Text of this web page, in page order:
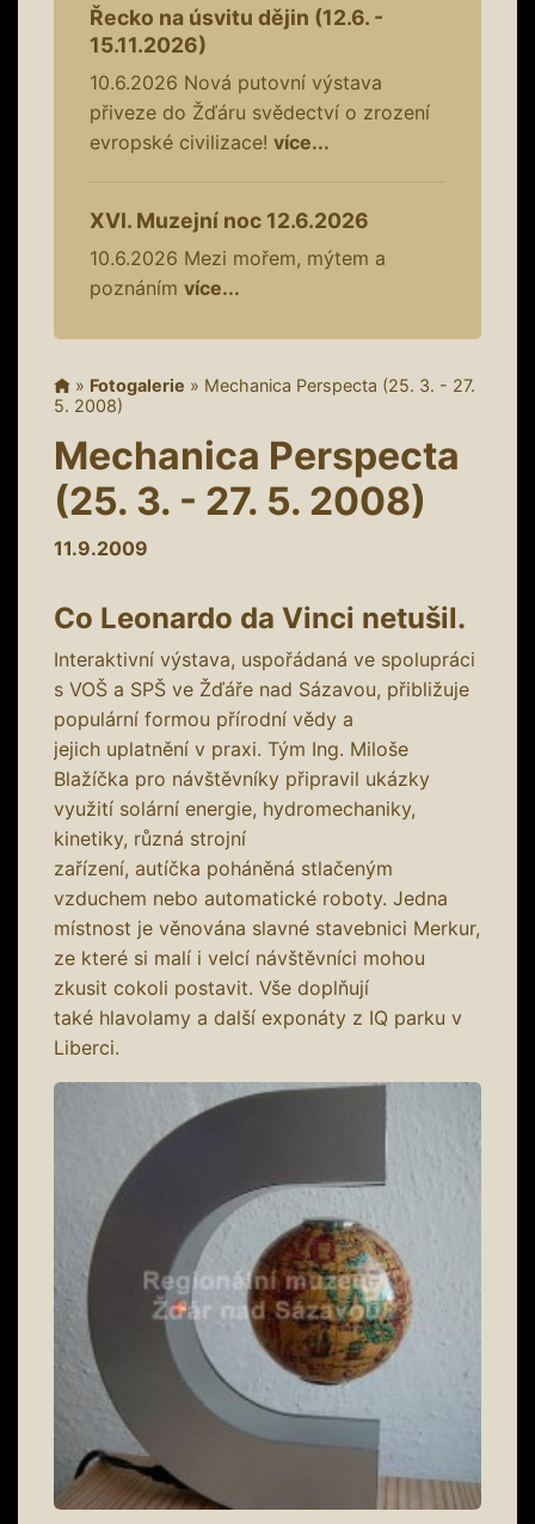
Řecko na úsvitu dějin (12.6. -
15.11.2026)
10.6.2026 Nová putovní výstava
přiveze do Žďáru svědectví o zrození
evropské civilizace! více...
XVI. Muzejní noc 12.6.2026
10.6.2026 Mezi mořem, mýtem a
poznáním více...
» Fotogalerie » Mechanica Perspecta (25. 3. - 27.
5. 2008)
Mechanica Perspecta
(25. 3. - 27. 5. 2008)
11.9.2009
Co Leonardo da Vinci netušil.
Interaktivní výstava, uspořádaná ve spolupráci
s VOŠ a SPŠ ve Žďáře nad Sázavou, přibližuje
populární formou přírodní vědy a
jejich uplatnění v praxi. Tým Ing. Miloše
Blažíčka pro návštěvníky připravil ukázky
využití solární energie, hydromechaniky,
kinetiky, různá strojní
zařízení, autíčka poháněná stlačeným
vzduchem nebo automatické roboty. Jedna
místnost je věnována slavné stavebnici Merkur,
ze které si malí i velcí návštěvníci mohou
zkusit cokoli postavit. Vše doplňují
také hlavolamy a další exponáty z IQ parku v
Liberci.